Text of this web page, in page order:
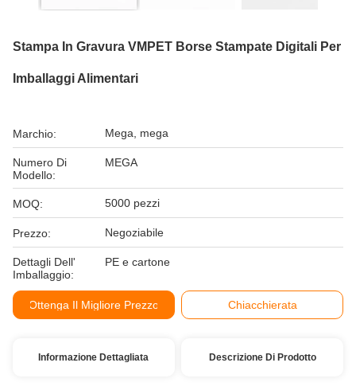
Stampa In Gravura VMPET Borse Stampate Digitali Per
Imballaggi Alimentari
Marchio: Mega, mega
Numero Di
Modello:
MEGA
MOQ: 5000 pezzi
Prezzo: Negoziabile
Dettagli Dell'
Imballaggio:
PE e cartone
Ottenga Il Migliore Prezzo Chiacchierata
Informazione Dettagliata Descrizione Di Prodotto